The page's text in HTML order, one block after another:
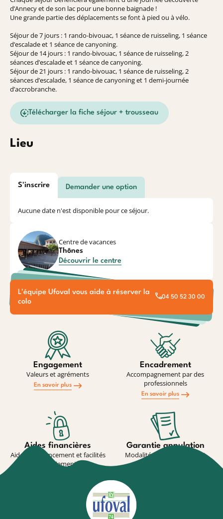
d’Annecy et de son lac pour une bonne baignade !
Une grande partie des déplacements se font à pied ou à vélo.
Séjour de 7 jours : 1 rando-bivouac, 1 séance de ruisseling, 1 séance
d’escalade et 1 séance de canyoning.
Séjour de 14 jours : 1 rando-bivouac, 1 séance de ruisseling, 2
séances d’escalade et 1 séance de canyoning.
Séjour de 21 jours : 1 rando-bivouac, 1 séance de ruisseling, 2
séances d’escalade, 1 séance de canyoning et 1 demi-journée
d’accrobranche.
Télécharger la fiche séjour + trousseau
Lieu
S'inscrire Demander une option
Aucune date n'est disponible pour ce séjour.
Centre de vacances
Thônes
Découvrir le centre
L'équipe Ufoval vous aide à réserver la
colo
04 50 52 30 00
Engagement
Valeurs et agréments
En savoir plus
Encadrement
Accompagnement par des
professionnels
En savoir plus
Aides financières
Aides au financement et facilités
de paiement
Garantie annulation
Modalité de souscription et